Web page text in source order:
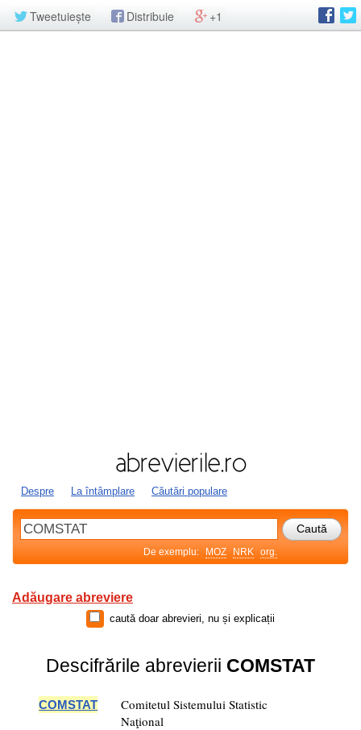
Tweetuiește Distribuie +1
Despre La întâmplare Căutări populare
De exemplu: MOZ NRK org.
Adăugare abreviere
caută doar abrevieri, nu și explicații
Descifrările abrevierii COMSTAT
COMSTAT
Comitetul Sistemului Statistic
Naţional